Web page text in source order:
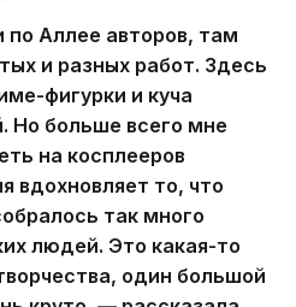
Аллее авторов, там
и разных работ. Здесь
фигурки и куча
Но больше всего мне
на косплееров
вдохновляет то, что
так много
людей. Это какая-то
один большой